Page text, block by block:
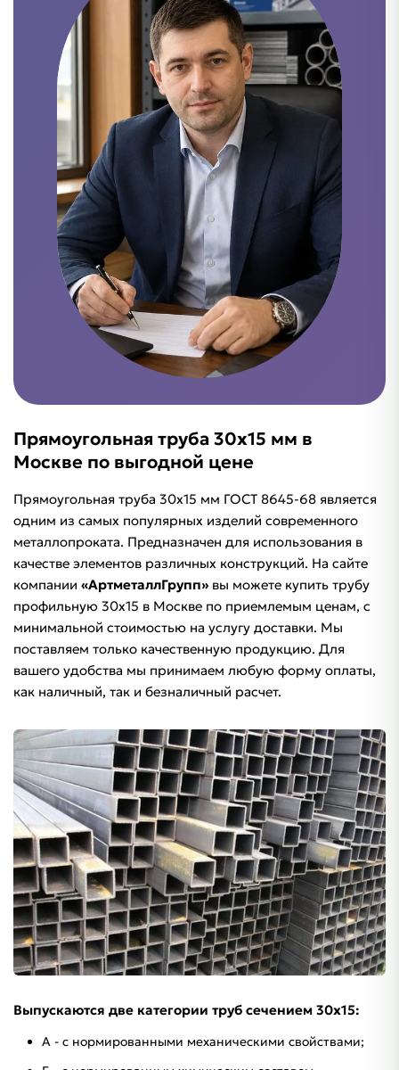
Прямоугольная труба 30х15 мм в
Москве по выгодной цене
Прямоугольная труба 30х15 мм ГОСТ 8645-68 является
одним из самых популярных изделий современного
металлопроката. Предназначен для использования в
качестве элементов различных конструкций. На сайте
компании «АртметаллГрупп» вы можете купить трубу
профильную 30х15 в Москве по приемлемым ценам, с
минимальной стоимостью на услугу доставки. Мы
поставляем только качественную продукцию. Для
вашего удобства мы принимаем любую форму оплаты,
как наличный, так и безналичный расчет.
Выпускаются две категории труб сечением 30х15:
А - с нормированными механическими свойствами;